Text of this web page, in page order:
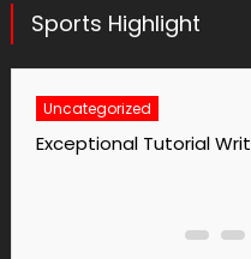
Sports Highlight
Uncategorized
No1 Essay Writing